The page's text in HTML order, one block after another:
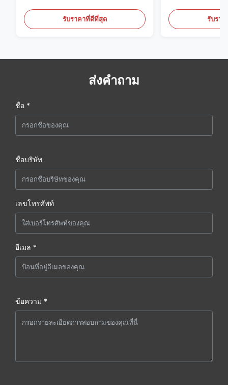
รับราคาที่ดีที่สุด รับรา
ส่งคำถาม
ชื่อ *
ชื่อบริษัท
เลขโทรศัพท์
อีเมล *
ข้อความ *